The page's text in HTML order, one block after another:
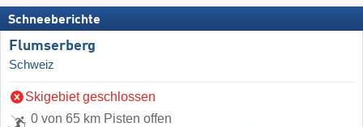
Schneeberichte
Flumserberg
Schweiz
Skigebiet geschlossen
0 von 65 km Pisten offen